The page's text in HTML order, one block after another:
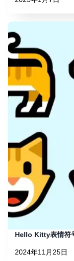
Hello Kitty表情符
2024年11月25日